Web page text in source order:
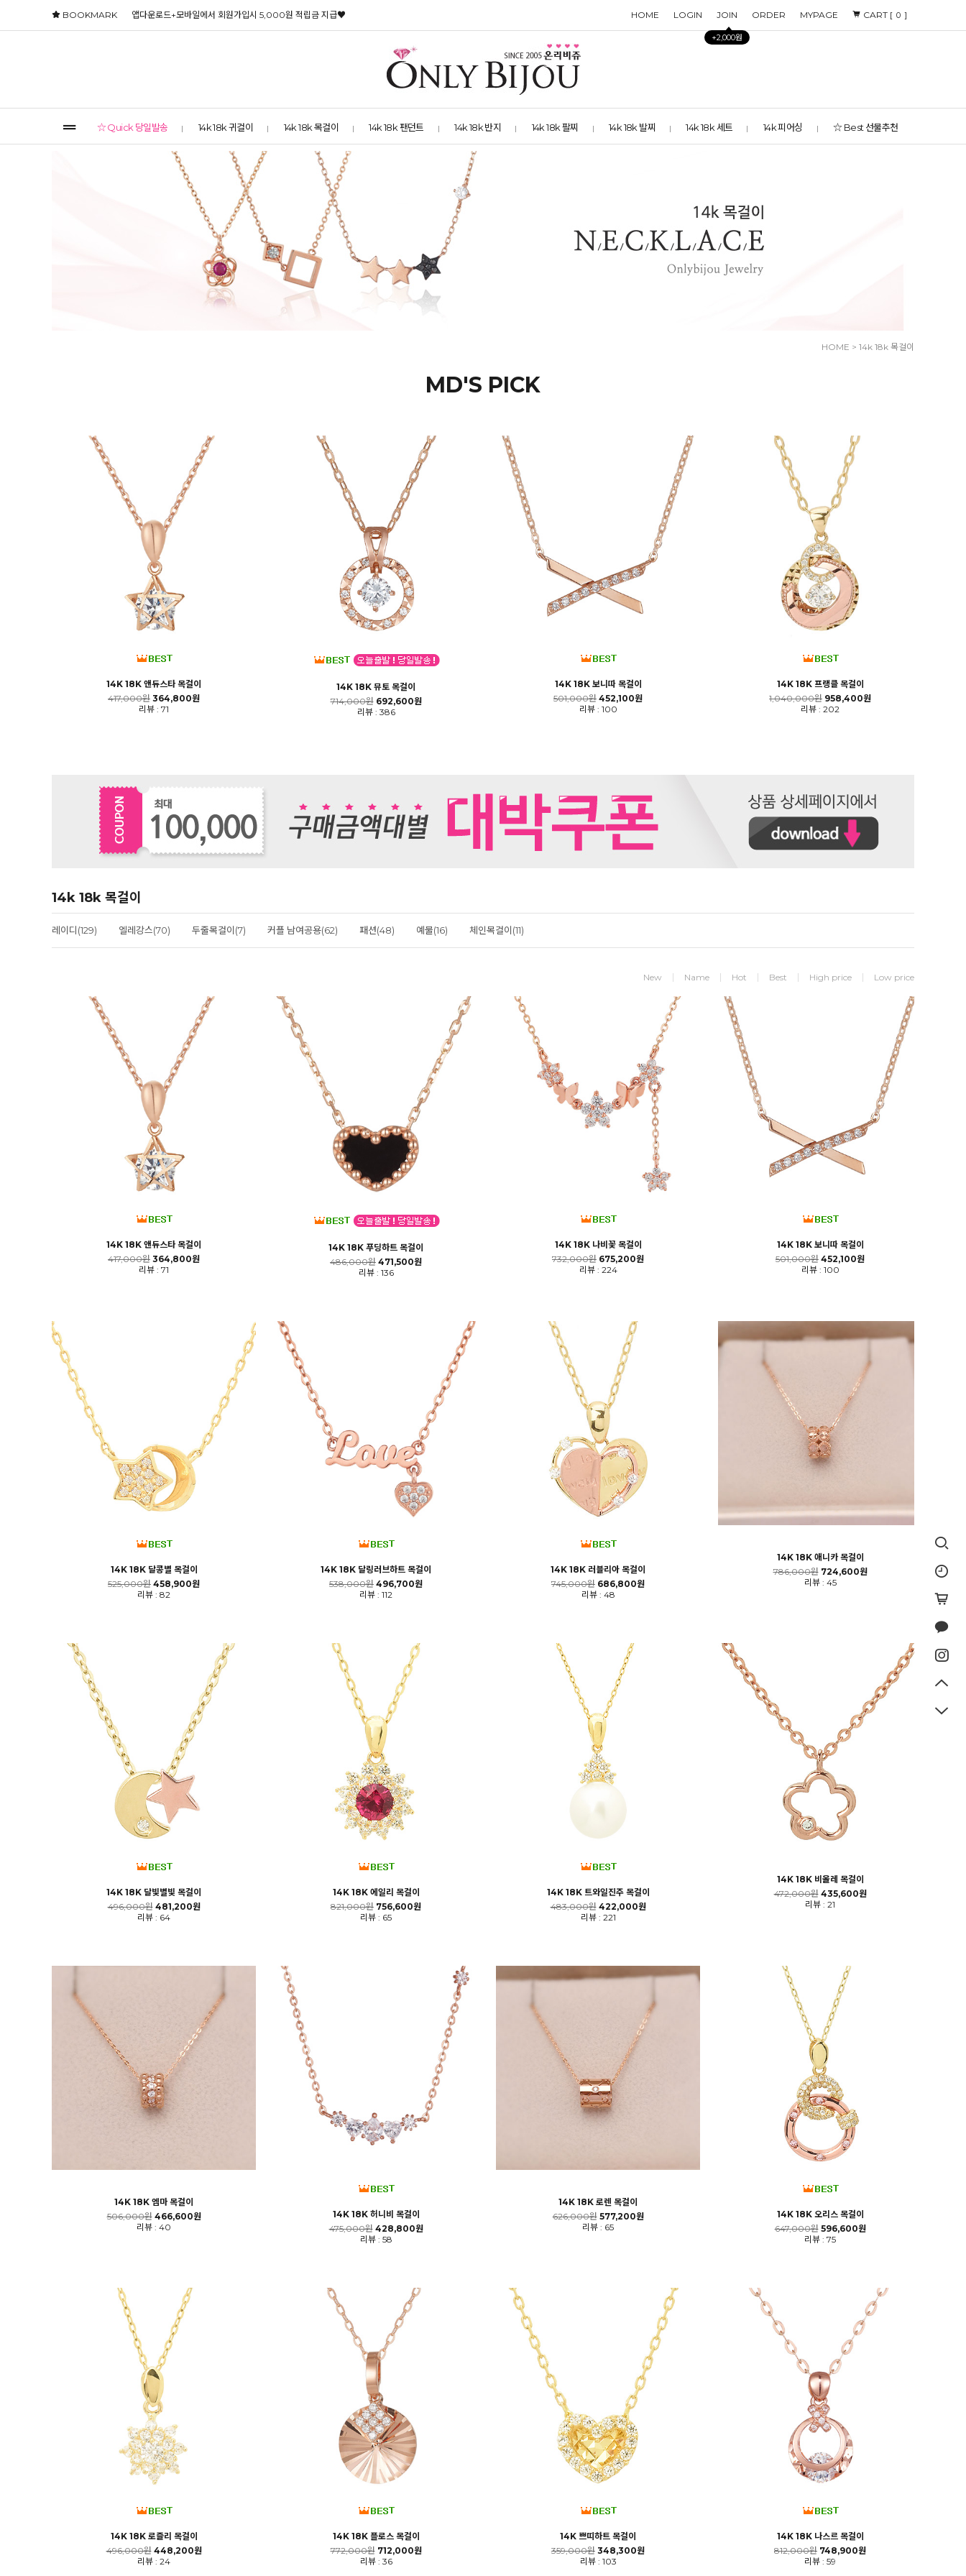
HOME LOGIN JOIN
+2,000원
ORDER MYPAGE CART [ 0 ]
BOOKMARK 앱다운로드+모바일에서 회원가입시 5,000원 적립금 지급♥
☆ Quick 당일발송 14k 18k 귀걸이 14k 18k 목걸이 14k 18k 팬던트 14k 18k 반지 14k 18k 팔찌 14k 18k 발찌 14k 18k 세트 14k 피어싱 ☆ Best 선물추천
HOME > 14k 18k 목걸이
MD'S PICK
14K 18K 앤듀스타 목걸이
417,000원 364,800원
리뷰 : 71
14K 18K 뮤토 목걸이
714,000원 692,600원
리뷰 : 386
14K 18K 보니따 목걸이
501,000원 452,100원
리뷰 : 100
14K 18K 프랭클 목걸이
1,040,000원 958,400원
리뷰 : 202
14k 18k 목걸이
레이디(129) 엘레강스(70) 두줄목걸이(7) 커플 남여공용(62) 패션(48) 예물(16) 체인목걸이(11)
New Name Hot Best High price Low price
14K 18K 앤듀스타 목걸이
417,000원 364,800원
리뷰 : 71
14K 18K 푸딩하트 목걸이
486,000원 471,500원
리뷰 : 136
14K 18K 나비꽃 목걸이
732,000원 675,200원
리뷰 : 224
14K 18K 보니따 목걸이
501,000원 452,100원
리뷰 : 100
14K 18K 달콩별 목걸이
525,000원 458,900원
리뷰 : 82
14K 18K 달링러브하트 목걸이
538,000원 496,700원
리뷰 : 112
14K 18K 러블리아 목걸이
745,000원 686,800원
리뷰 : 48
14K 18K 애니카 목걸이
786,000원 724,600원
리뷰 : 45
14K 18K 달빛별빛 목걸이
496,000원 481,200원
리뷰 : 64
14K 18K 에일리 목걸이
821,000원 756,600원
리뷰 : 65
14K 18K 트와일진주 목걸이
483,000원 422,000원
리뷰 : 221
14K 18K 비올레 목걸이
472,000원 435,600원
리뷰 : 21
14K 18K 엠마 목걸이
506,000원 466,600원
리뷰 : 40
14K 18K 허니비 목걸이
475,000원 428,800원
리뷰 : 58
14K 18K 로렌 목걸이
626,000원 577,200원
리뷰 : 65
14K 18K 오리스 목걸이
647,000원 596,600원
리뷰 : 75
14K 18K 로즐리 목걸이
496,000원 448,200원
리뷰 : 24
14K 18K 플로스 목걸이
772,000원 712,000원
리뷰 : 36
14K 쁘띠하트 목걸이
359,000원 348,300원
리뷰 : 103
14K 18K 나스르 목걸이
812,000원 748,900원
리뷰 : 59